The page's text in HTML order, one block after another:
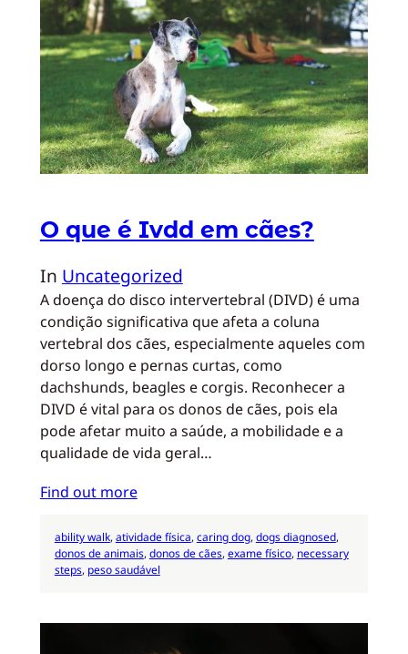
O que é Ivdd em cães?
In Uncategorized
A doença do disco intervertebral (DIVD) é uma
condição significativa que afeta a coluna
vertebral dos cães, especialmente aqueles com
dorso longo e pernas curtas, como
dachshunds, beagles e corgis. Reconhecer a
DIVD é vital para os donos de cães, pois ela
pode afetar muito a saúde, a mobilidade e a
qualidade de vida geral…
Find out more
ability walk, atividade física, caring dog, dogs diagnosed
donos de animais, donos de cães, exame físico, necessary
steps, peso saudável